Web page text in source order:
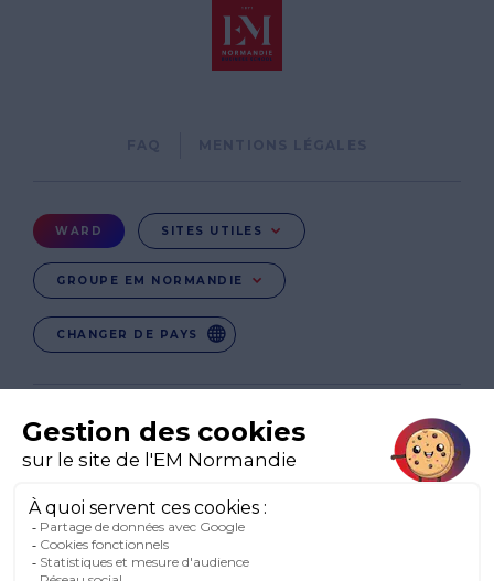
Menu
Ward
WARD SITES UTILES
GROUPE EM NORMANDIE
CHANGER DE PAYS
EN-IN